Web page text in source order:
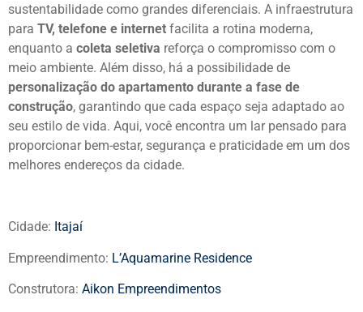
sustentabilidade como grandes diferenciais. A infraestrutura
para TV, telefone e internet facilita a rotina moderna,
enquanto a coleta seletiva reforça o compromisso com o
meio ambiente. Além disso, há a possibilidade de
personalização do apartamento durante a fase de
construção, garantindo que cada espaço seja adaptado ao
seu estilo de vida. Aqui, você encontra um lar pensado para
proporcionar bem-estar, segurança e praticidade em um dos
melhores endereços da cidade.
Cidade: Itajaí
Empreendimento: L’Aquamarine Residence
Construtora: Aikon Empreendimentos